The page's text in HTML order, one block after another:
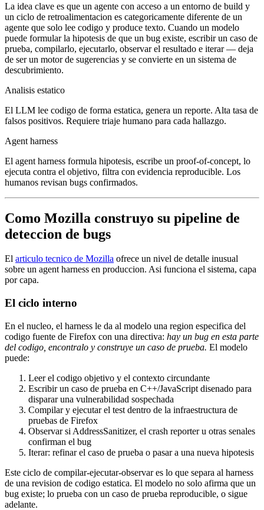
La idea clave es que un agente con acceso a un entorno de build y
un ciclo de retroalimentacion es categoricamente diferente de un
agente que solo lee codigo y produce texto. Cuando un modelo
puede formular la hipotesis de que un bug existe, escribir un caso de
prueba, compilarlo, ejecutarlo, observar el resultado e iterar — deja
de ser un motor de sugerencias y se convierte en un sistema de
descubrimiento.
Analisis estatico
El LLM lee codigo de forma estatica, genera un reporte. Alta tasa de
falsos positivos. Requiere triaje humano para cada hallazgo.
Agent harness
El agent harness formula hipotesis, escribe un proof-of-concept, lo
ejecuta contra el objetivo, filtra con evidencia reproducible. Los
humanos revisan bugs confirmados.
Como Mozilla construyo su pipeline de
deteccion de bugs
El articulo tecnico de Mozilla ofrece un nivel de detalle inusual
sobre un agent harness en produccion. Asi funciona el sistema, capa
por capa.
El ciclo interno
En el nucleo, el harness le da al modelo una region especifica del
codigo fuente de Firefox con una directiva: hay un bug en esta parte
del codigo, encontralo y construye un caso de prueba. El modelo
puede:
Leer el codigo objetivo y el contexto circundante
Escribir un caso de prueba en C++/JavaScript disenado para
disparar una vulnerabilidad sospechada
Compilar y ejecutar el test dentro de la infraestructura de
pruebas de Firefox
Observar si AddressSanitizer, el crash reporter u otras senales
confirman el bug
Iterar: refinar el caso de prueba o pasar a una nueva hipotesis
Este ciclo de compilar-ejecutar-observar es lo que separa al harness
de una revision de codigo estatica. El modelo no solo afirma que un
bug existe; lo prueba con un caso de prueba reproducible, o sigue
adelante.